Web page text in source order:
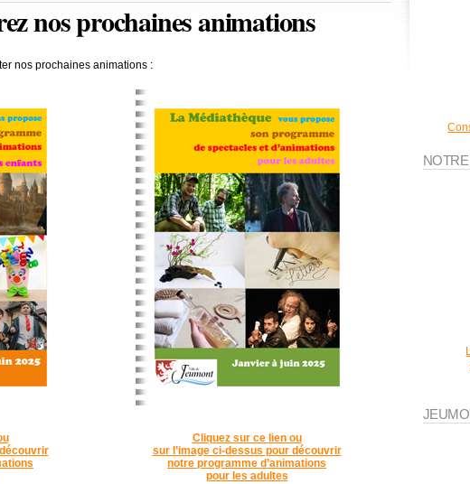
nos prochaines animations
nos prochaines animations :
Cliquez sur ce lien ou
sur l’image ci-dessus pour découvrir
notre programme d’animations
pour les adultes